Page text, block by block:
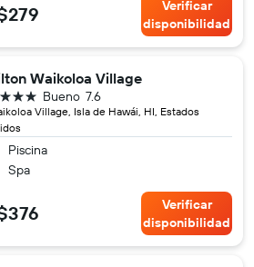
Verificar
disponibilidad
Waikoloa Village
Village, Isla de Hawái, HI, Estados
7.6
Bueno
Piscina
Spa
Verificar
disponibilidad